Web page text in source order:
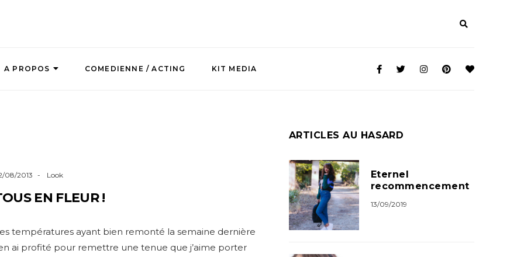
A PROPOS COMEDIENNE / ACTING KIT MEDIA
08/2013 Look
EN FLEUR !
températures ayant bien remonté la semaine dernière
ai profité pour remettre une tenue que j’aime porter
ARTICLES AU HASARD
Eternel
recommencement
13/09/2019